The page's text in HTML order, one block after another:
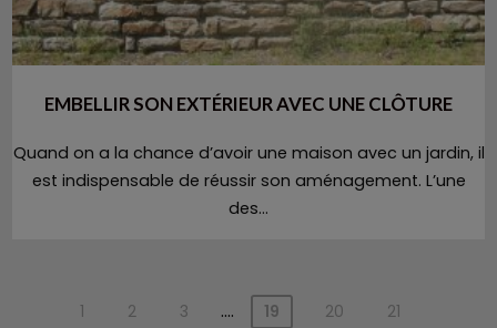
EMBELLIR SON EXTÉRIEUR AVEC UNE CLÔTURE
Quand on a la chance d’avoir une maison avec un jardin, il
est indispensable de réussir son aménagement. L’une
des...
1 2 3 .... 19 20 21